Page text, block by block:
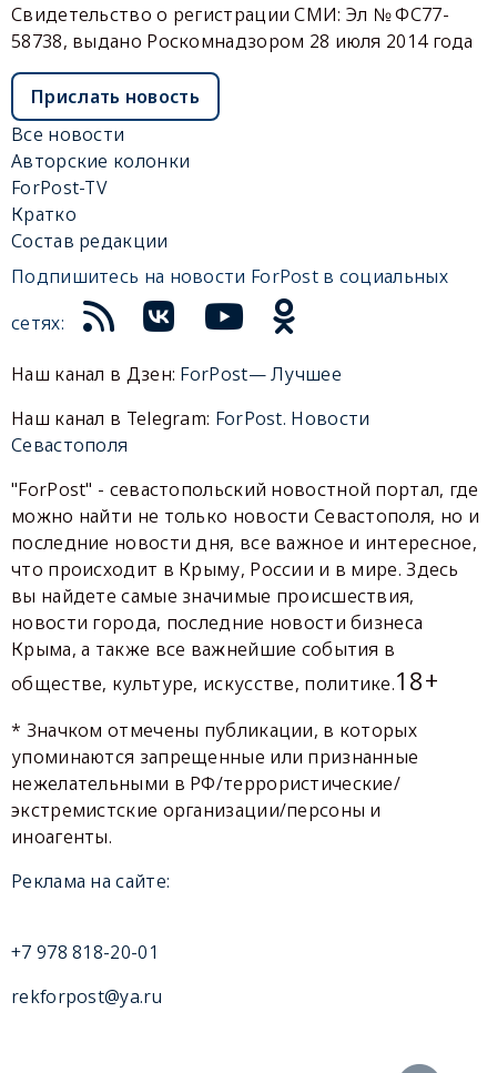
Свидетельство о регистрации СМИ: Эл № ФС77-
58738, выдано Роскомнадзором 28 июля 2014 года
Прислать новость
Все новости
Авторские колонки
ForPost-TV
Кратко
Состав редакции
Подпишитесь на новости ForPost в социальных
сетях:
Наш канал в Дзен: ForPost— Лучшее
Наш канал в Telegram: ForPost. Новости
Севастополя
"ForPost" - севастопольский новостной портал, где
можно найти не только новости Севастополя, но и
последние новости дня, все важное и интересное,
что происходит в Крыму, России и в мире. Здесь
вы найдете самые значимые происшествия,
новости города, последние новости бизнеса
Крыма, а также все важнейшие события в
обществе, культуре, искусстве, политике.18+
* Значком отмечены публикации, в которых
упоминаются запрещенные или признанные
нежелательными в РФ/террористические/
экстремистские организации/персоны и
иноагенты.
Реклама на сайте:
+7 978 818-20-01
rekforpost@ya.ru